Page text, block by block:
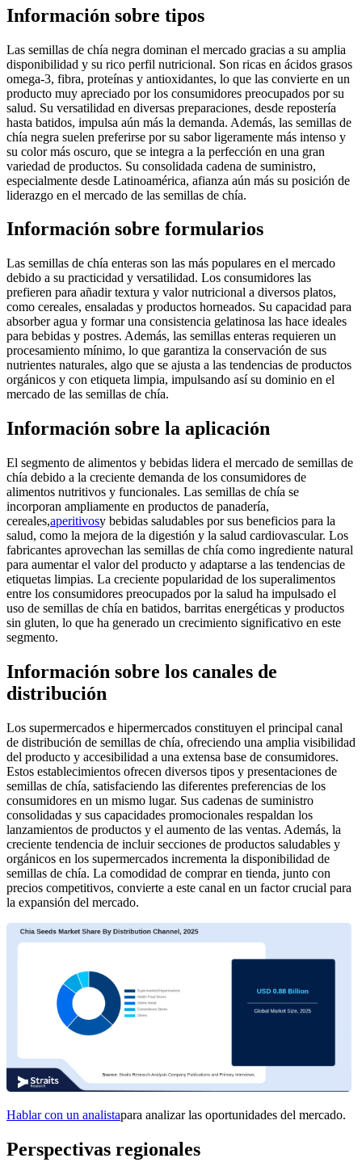
Información sobre tipos
Las semillas de chía negra dominan el mercado gracias a su amplia
disponibilidad y su rico perfil nutricional. Son ricas en ácidos grasos
omega-3, fibra, proteínas y antioxidantes, lo que las convierte en un
producto muy apreciado por los consumidores preocupados por su
salud. Su versatilidad en diversas preparaciones, desde repostería
hasta batidos, impulsa aún más la demanda. Además, las semillas de
chía negra suelen preferirse por su sabor ligeramente más intenso y
su color más oscuro, que se integra a la perfección en una gran
variedad de productos. Su consolidada cadena de suministro,
especialmente desde Latinoamérica, afianza aún más su posición de
liderazgo en el mercado de las semillas de chía.
Información sobre formularios
Las semillas de chía enteras son las más populares en el mercado
debido a su practicidad y versatilidad. Los consumidores las
prefieren para añadir textura y valor nutricional a diversos platos,
como cereales, ensaladas y productos horneados. Su capacidad para
absorber agua y formar una consistencia gelatinosa las hace ideales
para bebidas y postres. Además, las semillas enteras requieren un
procesamiento mínimo, lo que garantiza la conservación de sus
nutrientes naturales, algo que se ajusta a las tendencias de productos
orgánicos y con etiqueta limpia, impulsando así su dominio en el
mercado de las semillas de chía.
Información sobre la aplicación
El segmento de alimentos y bebidas lidera el mercado de semillas de
chía debido a la creciente demanda de los consumidores de
alimentos nutritivos y funcionales. Las semillas de chía se
incorporan ampliamente en productos de panadería,
cereales,aperitivosy bebidas saludables por sus beneficios para la
salud, como la mejora de la digestión y la salud cardiovascular. Los
fabricantes aprovechan las semillas de chía como ingrediente natural
para aumentar el valor del producto y adaptarse a las tendencias de
etiquetas limpias. La creciente popularidad de los superalimentos
entre los consumidores preocupados por la salud ha impulsado el
uso de semillas de chía en batidos, barritas energéticas y productos
sin gluten, lo que ha generado un crecimiento significativo en este
segmento.
Información sobre los canales de
distribución
Los supermercados e hipermercados constituyen el principal canal
de distribución de semillas de chía, ofreciendo una amplia visibilidad
del producto y accesibilidad a una extensa base de consumidores.
Estos establecimientos ofrecen diversos tipos y presentaciones de
semillas de chía, satisfaciendo las diferentes preferencias de los
consumidores en un mismo lugar. Sus cadenas de suministro
consolidadas y sus capacidades promocionales respaldan los
lanzamientos de productos y el aumento de las ventas. Además, la
creciente tendencia de incluir secciones de productos saludables y
orgánicos en los supermercados incrementa la disponibilidad de
semillas de chía. La comodidad de comprar en tienda, junto con
precios competitivos, convierte a este canal en un factor crucial para
la expansión del mercado.
Hablar con un analistapara analizar las oportunidades del mercado.
Perspectivas regionales